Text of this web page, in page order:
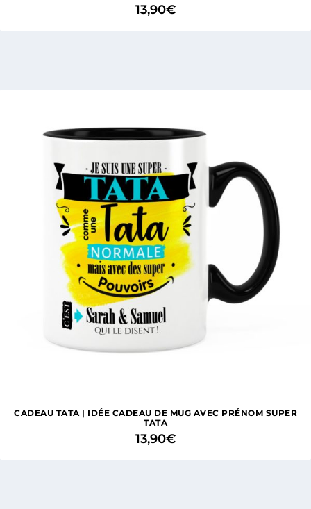
13,90€
CADEAU TATA | IDÉE CADEAU DE MUG AVEC PRÉNOM SUPER
TATA
13,90€